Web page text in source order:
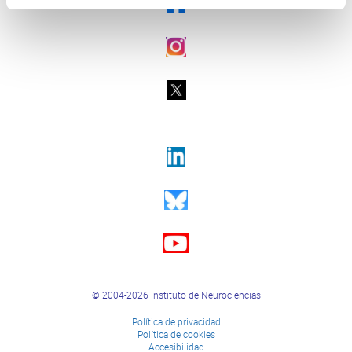
© 2004-2026 Instituto de Neurociencias
Política de privacidad
Política de cookies
Accesibilidad